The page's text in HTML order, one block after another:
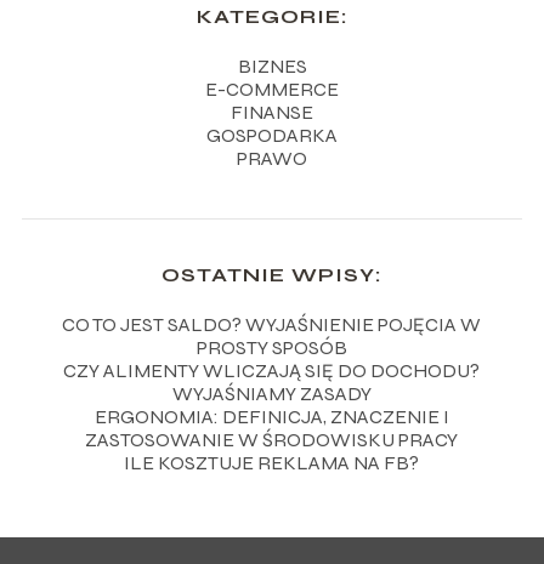
KATEGORIE:
BIZNES
E-COMMERCE
FINANSE
GOSPODARKA
PRAWO
OSTATNIE WPISY:
CO TO JEST SALDO? WYJAŚNIENIE POJĘCIA W
PROSTY SPOSÓB
CZY ALIMENTY WLICZAJĄ SIĘ DO DOCHODU?
WYJAŚNIAMY ZASADY
ERGONOMIA: DEFINICJA, ZNACZENIE I
ZASTOSOWANIE W ŚRODOWISKU PRACY
ILE KOSZTUJE REKLAMA NA FB?